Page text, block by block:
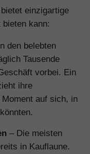
einzigartige
kann:
den belebten
Tausende
vorbei. Ein
ihre
auf sich, in
– Die meisten
in Kauflaune.